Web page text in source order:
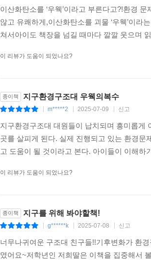
이산화탄소를 ‘우웩’이라고 부른다고?!환경
않고 유쾌하게,이산화탄소를 괴물 ‘우웩’이
쳐서아이도 책장을 넘길 때마다 깔깔 웃으며
이 리뷰가 도움이 되었나요?
종이책 지구환경구조대 우웩의복수
m*****2 2025-07-09 신고
지구환경구조대 대원들이 납치되며 흥미롭게
곳를 살피게 된다. 실제 진행되고 있는 환경
고 도움이 될 것이라고 본다. 아이들이 이해
이 리뷰가 도움이 되었나요?
종이책 지구를 위해 봐야할책!
g******k 2025-07-08 신고
너무나귀여운 구조대 친구들!!기후변화가 환
였어요~저학년인 저희딸은 이책을 집중해서